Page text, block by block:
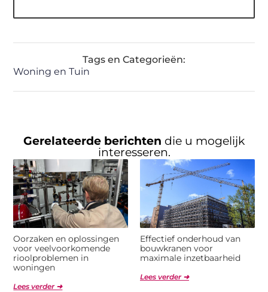
Tags en Categorieën:
Woning en Tuin
Gerelateerde berichten die u mogelijk
interesseren.
Oorzaken en oplossingen
voor veelvoorkomende
rioolproblemen in
woningen
Lees verder ➜
Effectief onderhoud van
bouwkranen voor
maximale inzetbaarheid
Lees verder ➜